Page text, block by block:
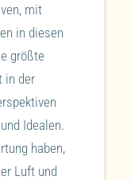
mit
in diesen
größte
in der
Idealen.
haben,
Luft und